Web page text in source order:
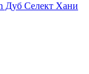
Дуб Селект Хани